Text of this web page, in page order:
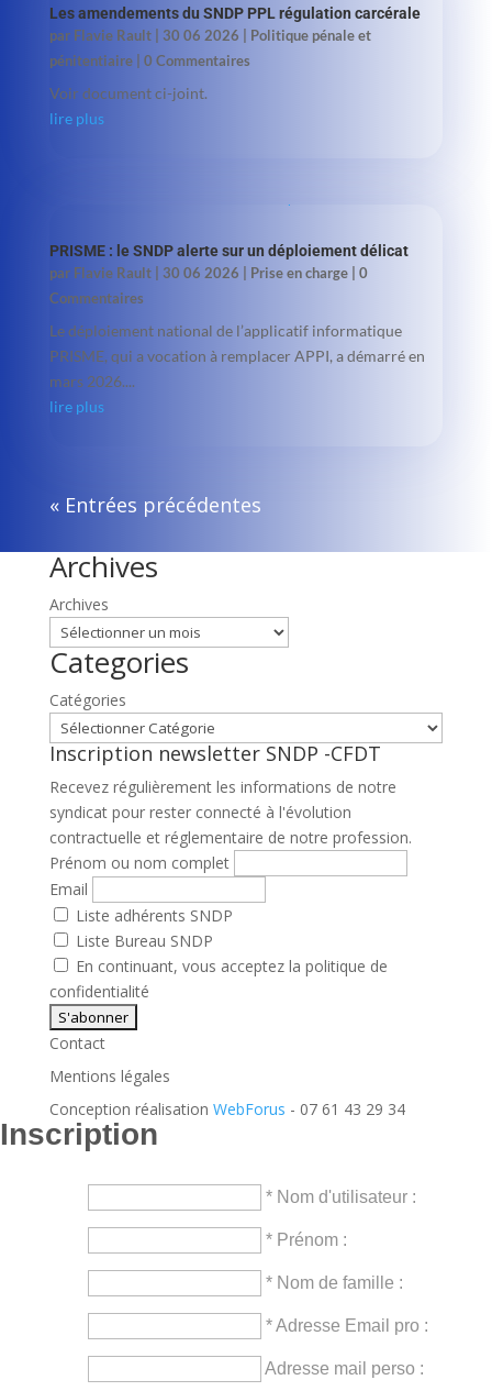
Les amendements du SNDP PPL régulation carcérale
par Flavie Rault| 30 06 2026
Politique pénale et
pénitentiaire| 0 Commentaires
Voir document ci-joint.
lire plus
PRISME : le SNDP alerte sur un déploiement délicat
par Flavie Rault| 30 06 2026 Prise en charge| 0
Commentaires
Le déploiement national de l’applicatif informatique
PRISME, qui a vocation à remplacer APPI, a démarré en
mars 2026....
lire plus
« Entrées précédentes
Archives
Archives
Categories
Catégories
Inscription newsletter SNDP -CFDT
Recevez régulièrement les informations de notre
syndicat pour rester connecté à l'évolution
contractuelle et réglementaire de notre profession.
Prénom ou nom complet
Email
Liste adhérents SNDP
Liste Bureau SNDP
En continuant, vous acceptez la politique de
confidentialité
Contact
Mentions légales
Conception réalisation WebForus - 07 61 43 29 34
Inscription
* Nom d'utilisateur :
* Prénom :
* Nom de famille :
* Adresse Email pro :
Adresse mail perso :